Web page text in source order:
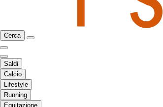
Cerca
Saldi
Calcio
Lifestyle
Running
Equitazione